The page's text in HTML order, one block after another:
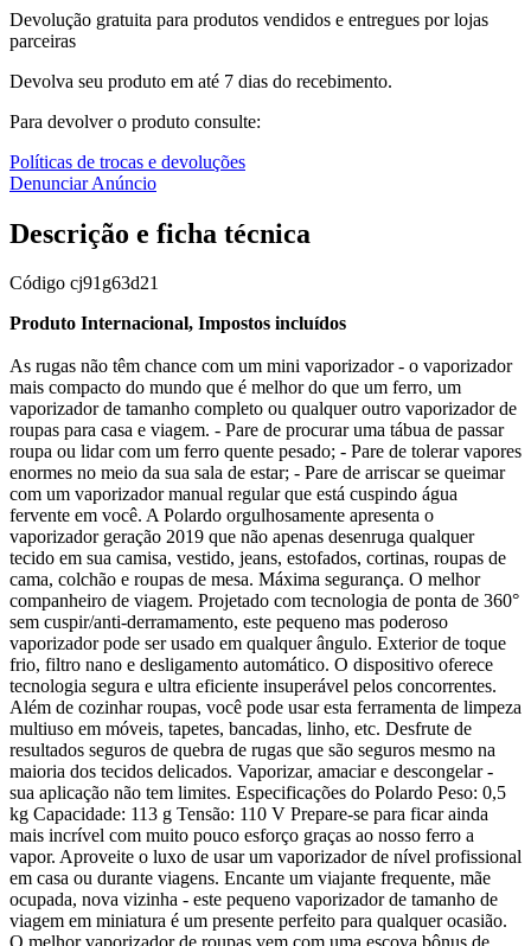
Devolução gratuita para produtos vendidos e entregues por lojas
parceiras
Devolva seu produto em até 7 dias do recebimento.
Para devolver o produto consulte:
Políticas de trocas e devoluções
Denunciar Anúncio
Descrição e ficha técnica
Código cj91g63d21
Produto Internacional, Impostos incluídos
As rugas não têm chance com um mini vaporizador - o vaporizador
mais compacto do mundo que é melhor do que um ferro, um
vaporizador de tamanho completo ou qualquer outro vaporizador de
roupas para casa e viagem. - Pare de procurar uma tábua de passar
roupa ou lidar com um ferro quente pesado; - Pare de tolerar vapores
enormes no meio da sua sala de estar; - Pare de arriscar se queimar
com um vaporizador manual regular que está cuspindo água
fervente em você. A Polardo orgulhosamente apresenta o
vaporizador geração 2019 que não apenas desenruga qualquer
tecido em sua camisa, vestido, jeans, estofados, cortinas, roupas de
cama, colchão e roupas de mesa. Máxima segurança. O melhor
companheiro de viagem. Projetado com tecnologia de ponta de 360°
sem cuspir/anti-derramamento, este pequeno mas poderoso
vaporizador pode ser usado em qualquer ângulo. Exterior de toque
frio, filtro nano e desligamento automático. O dispositivo oferece
tecnologia segura e ultra eficiente insuperável pelos concorrentes.
Além de cozinhar roupas, você pode usar esta ferramenta de limpeza
multiuso em móveis, tapetes, bancadas, linho, etc. Desfrute de
resultados seguros de quebra de rugas que são seguros mesmo na
maioria dos tecidos delicados. Vaporizar, amaciar e descongelar -
sua aplicação não tem limites. Especificações do Polardo Peso: 0,5
kg Capacidade: 113 g Tensão: 110 V Prepare-se para ficar ainda
mais incrível com muito pouco esforço graças ao nosso ferro a
vapor. Aproveite o luxo de usar um vaporizador de nível profissional
em casa ou durante viagens. Encante um viajante frequente, mãe
ocupada, nova vizinha - este pequeno vaporizador de tamanho de
viagem em miniatura é um presente perfeito para qualquer ocasião.